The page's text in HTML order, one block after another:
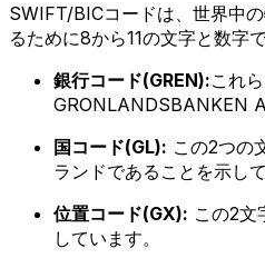
SWIFT/BICコードは、世界中
るために8から11の文字と数字
銀行コード(GREN):これ
GRONLANDSBANKEN
国コード(GL): この2つの
ランドであることを示して
位置コード(GX): この2文
しています。